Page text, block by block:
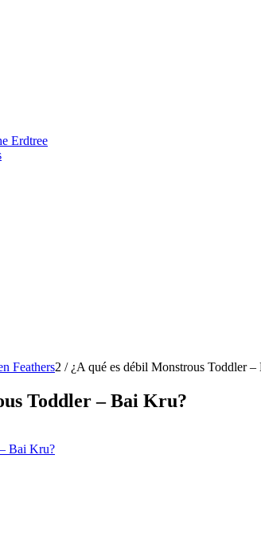
Erdtree
Feathers2 / ¿A qué es débil Monstrous Toddler
Toddler – Bai Kru?